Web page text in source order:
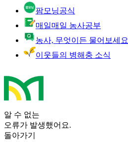
팜모닝공식
매일매일 농사공부
농사, 무엇이든 물어보세요
이웃들의 병해충 소식
알 수 없는
오류가 발생했어요.
돌아가기